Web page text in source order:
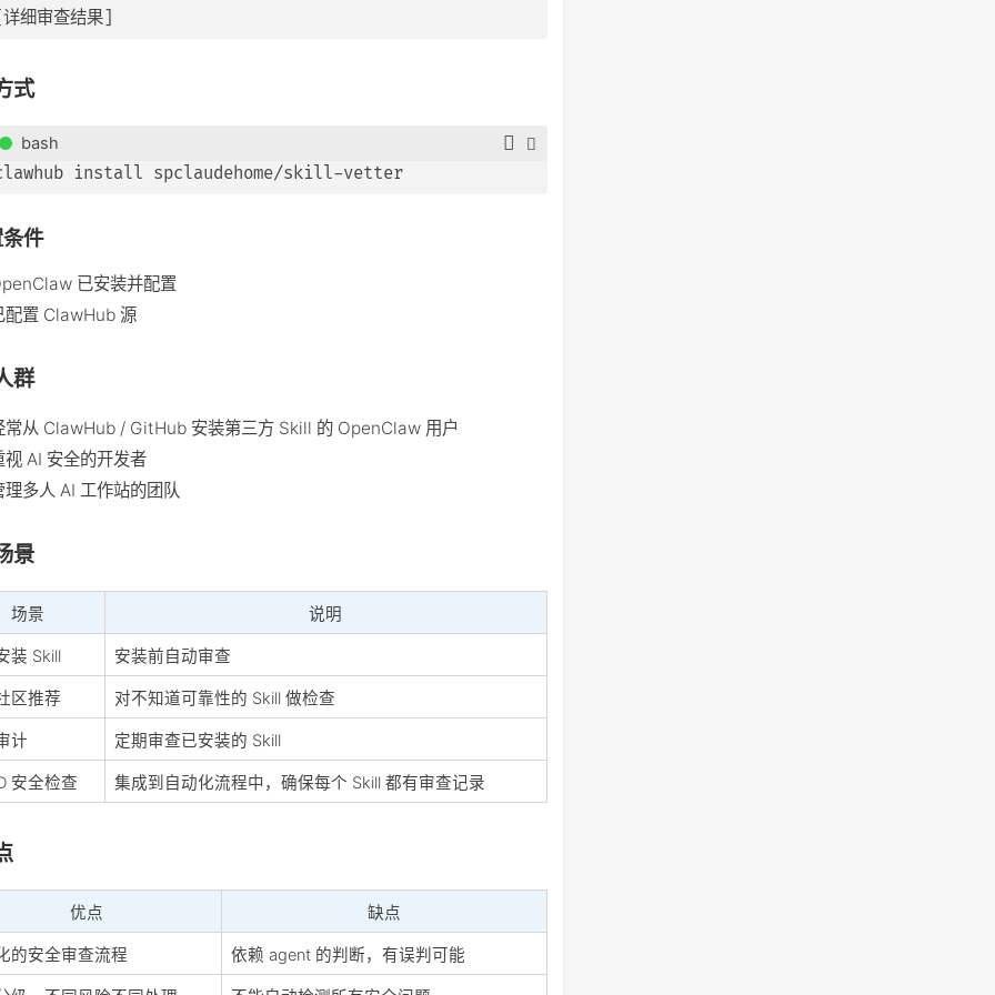
式
bash
件
已安装并配置
配置 ClawHub 源
群
常从 ClawHub / GitHub 安装第三方 Skill 的 OpenClaw 用户
视 AI 安全的开发者
理多人 AI 工作站的团队
景
场景 说明
装 Skill 安装前自动审查
区推荐 对不知道可靠性的 Skill 做检查
计 定期审查已安装的 Skill
安全检查 集成到自动化流程中，确保每个 Skill 都有审查记录
优点 缺点
的安全审查流程 依赖 agent 的判断，有误判可能